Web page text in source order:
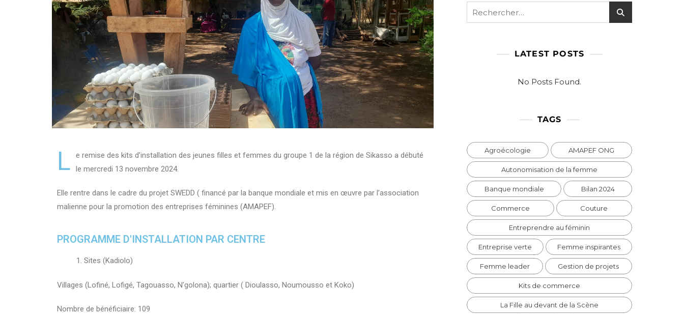
L
e remise des kits d’installation des jeunes filles et femmes du groupe 1 de la région de Sikasso a débuté
le mercredi 13 novembre 2024.
Elle rentre dans le cadre du projet SWEDD ( financé par la banque mondiale et mis en œuvre par l’association
malienne pour la promotion des entreprises féminines (AMAPEF).
PROGRAMME D'INSTALLATION PAR CENTRE
Sites (Kadiolo)
Villages (Lofiné, Lofigé, Tagouasso, N’golona); quartier ( Dioulasso, Noumousso et Koko)
Nombre de bénéficiaire: 109
LATEST POSTS
No Posts Found.
TAGS
Agroécologie AMAPEF ONG
Autonomisation de la femme
Banque mondiale Bilan 2024
Commerce Couture
Entreprendre au féminin
Entreprise verte Femme inspirantes
Femme leader Gestion de projets
Kits de commerce
La Fille au devant de la Scène